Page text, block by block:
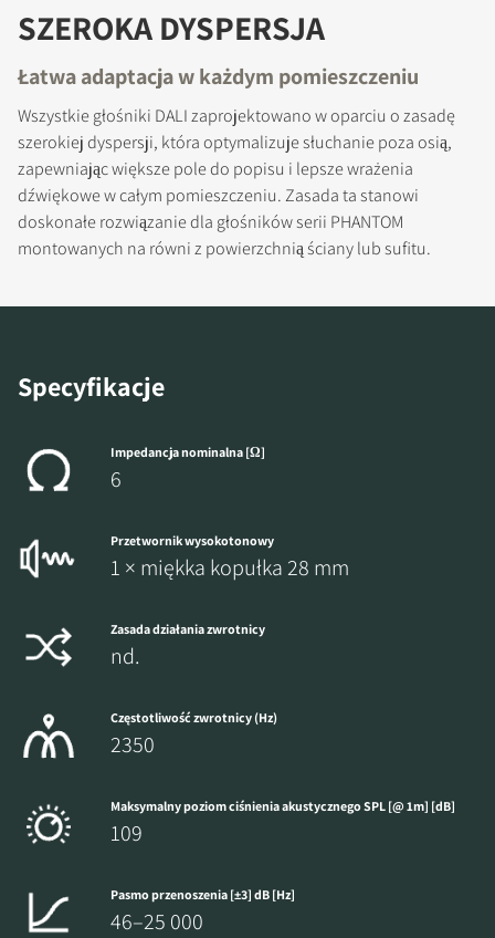
SZEROKA DYSPERSJA
Łatwa adaptacja w każdym pomieszczeniu
Wszystkie głośniki DALI zaprojektowano w oparciu o zasadę
szerokiej dyspersji, która optymalizuje słuchanie poza osią,
zapewniając większe pole do popisu i lepsze wrażenia
dźwiękowe w całym pomieszczeniu. Zasada ta stanowi
doskonałe rozwiązanie dla głośników serii PHANTOM
montowanych na równi z powierzchnią ściany lub sufitu.
Specyfikacje
Impedancja nominalna [Ω]
6
Przetwornik wysokotonowy
1 × miękka kopułka 28 mm
Zasada działania zwrotnicy
nd.
Częstotliwość zwrotnicy (Hz)
2350
Maksymalny poziom ciśnienia akustycznego SPL [@ 1m] [dB]
109
Pasmo przenoszenia [±3] dB [Hz]
46–25 000
ZAREJESTRUJ SIĘ, ABY
POBRAĆ
Wypełnij formularz, aby uzyskać
natychmiastowy dostęp do wszystkich
zablokowanych plików do pobrania w
witrynie.